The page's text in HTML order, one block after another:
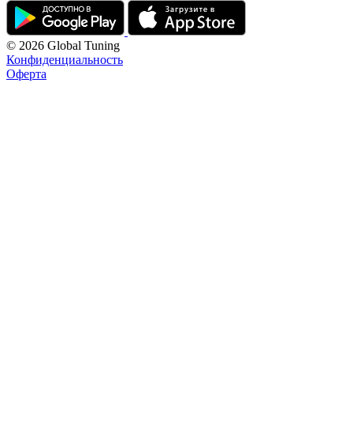
© 2026 Global Tuning
Конфиденциальность
Оферта